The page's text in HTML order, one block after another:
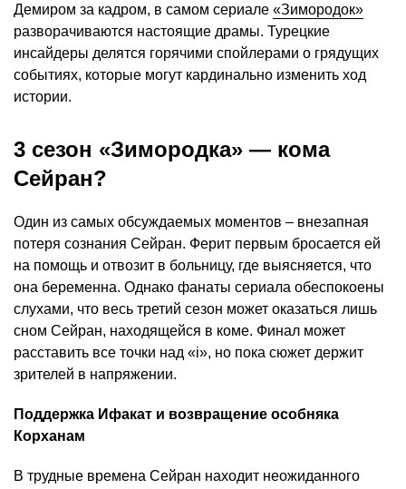
Демиром за кадром, в самом сериале «Зимородок»
разворачиваются настоящие драмы. Турецкие
инсайдеры делятся горячими спойлерами о грядущих
событиях, которые могут кардинально изменить ход
истории.
3 сезон «Зимородка» — кома
Сейран?
Один из самых обсуждаемых моментов – внезапная
потеря сознания Сейран. Ферит первым бросается ей
на помощь и отвозит в больницу, где выясняется, что
она беременна. Однако фанаты сериала обеспокоены
слухами, что весь третий сезон может оказаться лишь
сном Сейран, находящейся в коме. Финал может
расставить все точки над «i», но пока сюжет держит
зрителей в напряжении.
Поддержка Ифакат и возвращение особняка
Корханам
В трудные времена Сейран находит неожиданного